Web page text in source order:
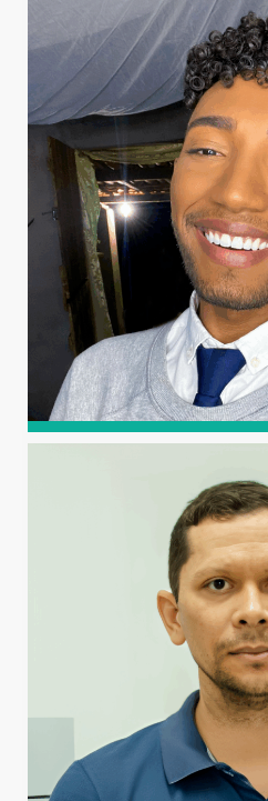
BRUNO
Graduado em Farmácia pela
Grande do Norte (2008).
doutorado (2020) em
Federal Rural do
DANIEL
Doutorando e mestre em
Universidade Federal Rural
Possui graduação em
Tecnologia,